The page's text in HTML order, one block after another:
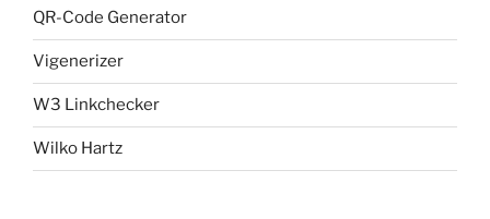
QR-Code Generator
Vigenerizer
W3 Linkchecker
Wilko Hartz